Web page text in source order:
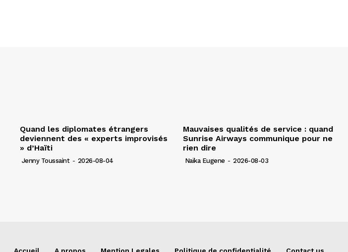
Quand les diplomates étrangers
deviennent des « experts improvisés
» d’Haïti
Jenny Toussaint - 2026-08-04
Mauvaises qualités de service : quand
Sunrise Airways communique pour ne
rien dire
Naïka Eugene - 2026-08-03
Accueil A propos Mention Legales Politique de confidentialité Contact us